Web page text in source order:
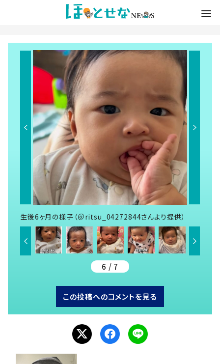
生後6ヶ月の様子（＠ritsu_04272844さんより提供）
6 / 7
この投稿へのコメントを見る